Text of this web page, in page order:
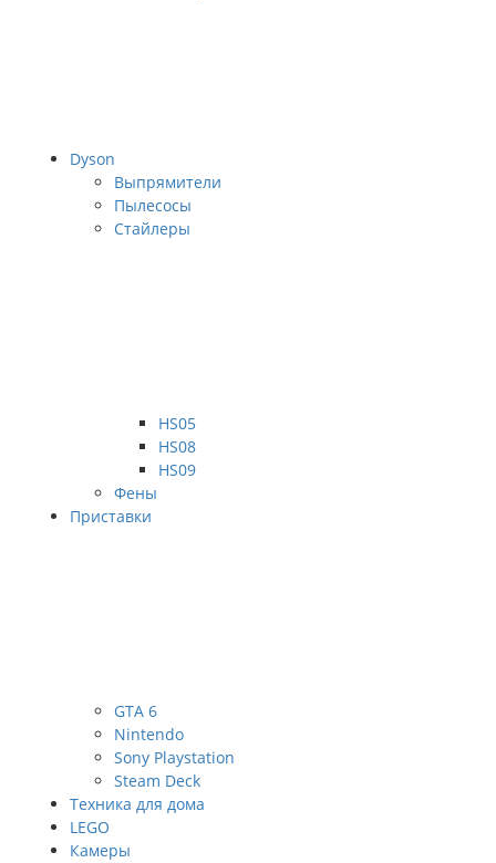
Dyson
Выпрямители
Пылесосы
Стайлеры
HS05
HS08
HS09
Фены
Приставки
GTA 6
Nintendo
Sony Playstation
Steam Deck
Техника для дома
LEGO
Камеры